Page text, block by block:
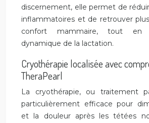
discernement, elle permet de
inflammatoires et de retrouver
confort mammaire, tout en
dynamique de la lactation.
Cryothérapie localisée avec
TheraPearl
La cryothérapie, ou traitement
particulièrement efficace pour
et la douleur après les tétées